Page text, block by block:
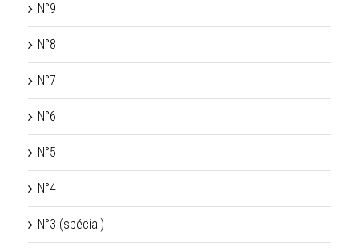
N°9
N°8
N°7
N°6
N°5
N°4
N°3 (spécial)